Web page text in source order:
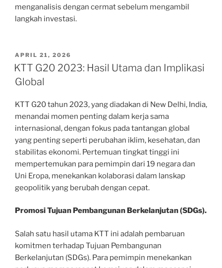
menganalisis dengan cermat sebelum mengambil
langkah investasi.
POSTED
ON
APRIL 21, 2026
KTT G20 2023: Hasil Utama dan Implikasi
Global
KTT G20 tahun 2023, yang diadakan di New Delhi, India,
menandai momen penting dalam kerja sama
internasional, dengan fokus pada tantangan global
yang penting seperti perubahan iklim, kesehatan, dan
stabilitas ekonomi. Pertemuan tingkat tinggi ini
mempertemukan para pemimpin dari 19 negara dan
Uni Eropa, menekankan kolaborasi dalam lanskap
geopolitik yang berubah dengan cepat.
Promosi Tujuan Pembangunan Berkelanjutan (SDGs).
Salah satu hasil utama KTT ini adalah pembaruan
komitmen terhadap Tujuan Pembangunan
Berkelanjutan (SDGs). Para pemimpin menekankan